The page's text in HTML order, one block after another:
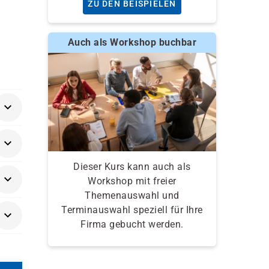
ZU DEN BEISPIELEN
Auch als Workshop buchbar
Dieser Kurs kann auch als
Workshop mit freier
Themenauswahl und
Terminauswahl speziell für Ihre
Firma gebucht werden.